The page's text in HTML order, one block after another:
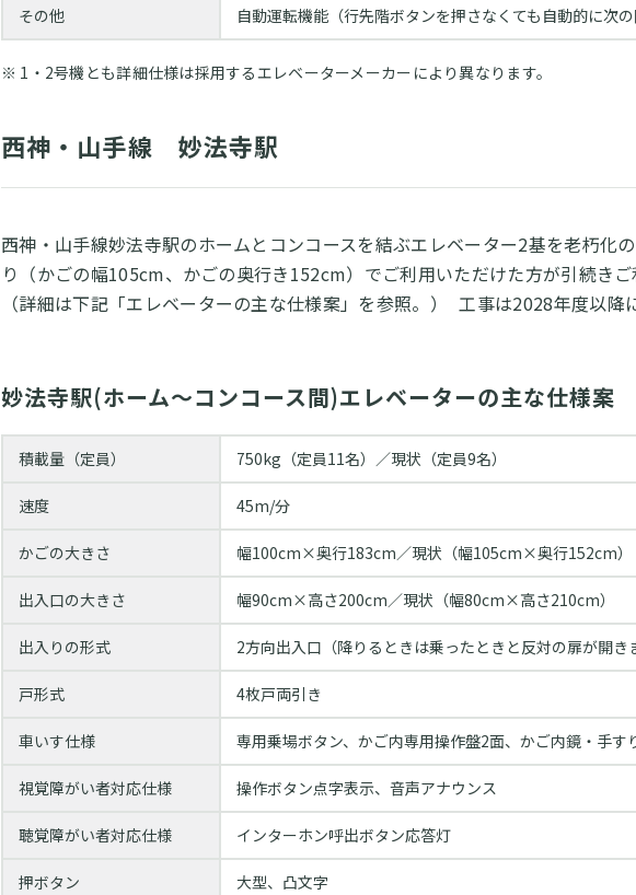
その他 自動運転機能（行先階ボタンを押さなくても自動的に次の
1・2号機とも詳細仕様は採用するエレベーターメーカーにより異なります。
西神・山手線 妙法寺駅
西神・山手線妙法寺駅のホームとコンコースを結ぶエレベーター2基を老朽化
り（かごの幅105cm、かごの奥行き152cm）でご利用いただけた方が引続きご
（詳細は下記「エレベーターの主な仕様案」を参照。） 工事は2028年度以降
妙法寺駅(ホーム～コンコース間)エレベーターの主な仕様案
積載量（定員） 750kg（定員11名）／現状（定員9名）
速度 45m/分
かごの大きさ 幅100cm×奥行183cm／現状（幅105cm×奥行152cm）
出入口の大きさ 幅90cm×高さ200cm／現状（幅80cm×高さ210cm）
出入りの形式 2方向出入口（降りるときは乗ったときと反対の扉が開き
戸形式 4枚戸両引き
車いす仕様 専用乗場ボタン、かご内専⽤操作盤2⾯、かご内鏡・⼿す
視覚障がい者対応仕様 操作ボタン点字表⽰、⾳声アナウンス
聴覚障がい者対応仕様 インターホン呼出ボタン応答灯
押ボタン 大型、凸文字